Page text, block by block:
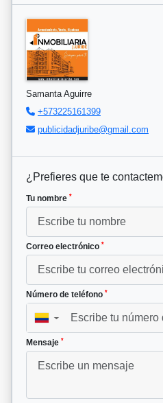
Samanta Aguirre
+573225161399
publicidadjuribe@gmail.com
¿Prefieres que te
Tu nombre *
Correo electrónico *
Número de teléfono *
▼
Mensaje *